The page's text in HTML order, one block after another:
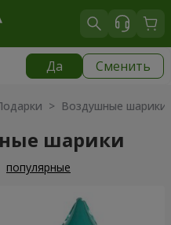
Да Сменить
> Воздушные шарики
шарики
популярные